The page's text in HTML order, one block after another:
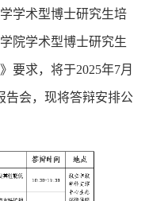
学术型博士研究生培
院学术型博士研究生
要求，将于2025年7月
告会，现将答辩安排公